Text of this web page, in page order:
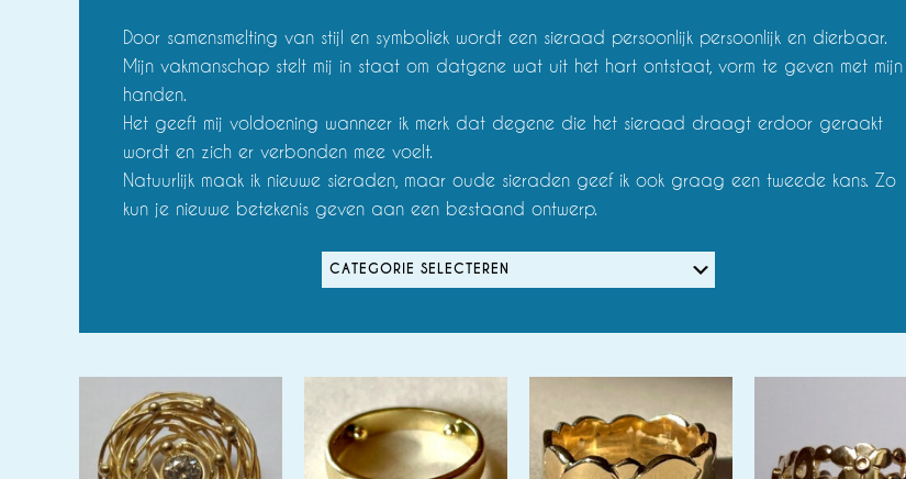
Door samensmelting van stijl en symboliek wordt een sieraad persoonlijk persoonlijk en dierbaar.
Mijn vakmanschap stelt mij in staat om datgene wat uit het hart ontstaat, vorm te geven met mijn
handen.
Het geeft mij voldoening wanneer ik merk dat degene die het sieraad draagt erdoor geraakt
wordt en zich er verbonden mee voelt.
Natuurlijk maak ik nieuwe sieraden, maar oude sieraden geef ik ook graag een tweede kans. Zo
kun je nieuwe betekenis geven aan een bestaand ontwerp.